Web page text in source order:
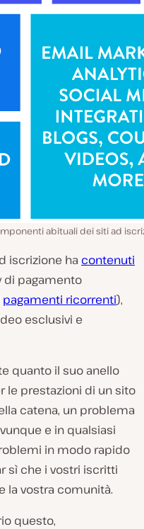
abituali dei siti ad
iscrizione ha contenuti
di pagamento
pagamenti ricorrenti),
esclusivi e
quanto il suo anello
le prestazioni di un sito
catena, un problema
e in qualsiasi
in modo rapido
sì che i vostri iscritti
la vostra comunità.
questo,